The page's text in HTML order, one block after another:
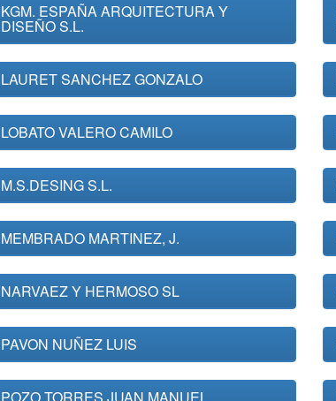
KGM. ESPAÑA ARQUITECTURA Y
DISEÑO S.L.
LAURET SANCHEZ GONZALO
LOBATO VALERO CAMILO
M.S.DESING S.L.
MEMBRADO MARTINEZ, J.
NARVAEZ Y HERMOSO SL
PAVON NUÑEZ LUIS